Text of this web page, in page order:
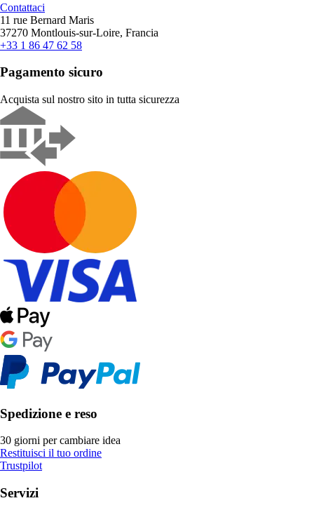
Contattaci
11 rue Bernard Maris
37270 Montlouis-sur-Loire, Francia
+33 1 86 47 62 58
Pagamento sicuro
Acquista sul nostro sito in tutta sicurezza
Spedizione e reso
30 giorni per cambiare idea
Restituisci il tuo ordine
Trustpilot
Servizi